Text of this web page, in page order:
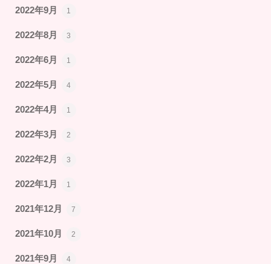
2022年9月 1
2022年8月 3
2022年6月 1
2022年5月 4
2022年4月 1
2022年3月 2
2022年2月 3
2022年1月 1
2021年12月 7
2021年10月 2
2021年9月 4